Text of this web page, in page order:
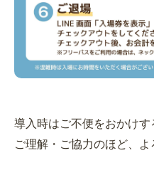
導入時はご不便をおかけす
ご理解・ご協力のほど、よ